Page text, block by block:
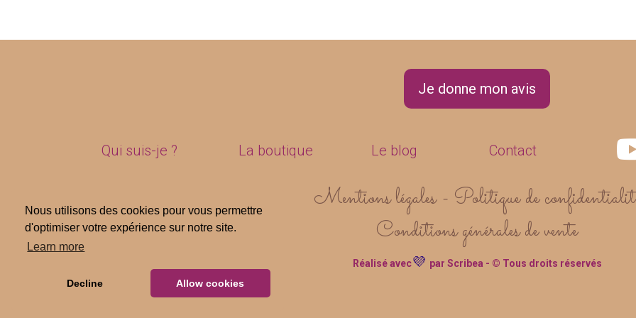
Nous utilisons des cookies pour vous permettre
d'optimiser votre expérience sur notre site.
Learn more
Decline Allow cookies
Nous utilisons des cookies pour vous permettre
d'optimiser votre expérience sur notre site.
Learn more
Decline Allow cookies
Je donne mon avis
Qui suis-je ? La boutique Le blog Contact
Mentions légales - Politique de
Conditions générales de vente
Réalisé avec💜 par Scribea - © Tous droits réservés